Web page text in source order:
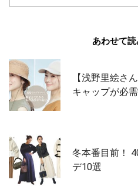
あわせて読
【浅野里絵さ
キャップが必
冬本番目前！
デ10選